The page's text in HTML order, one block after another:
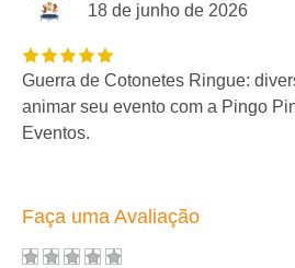
18 de junho de 2026
Guerra de Cotonetes Ringue:
animar seu evento com a Pingo
Eventos.
Faça uma Avaliação